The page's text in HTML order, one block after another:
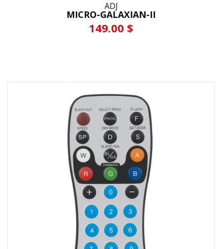
ADJ
MICRO-GALAXIAN-II
149.00 $